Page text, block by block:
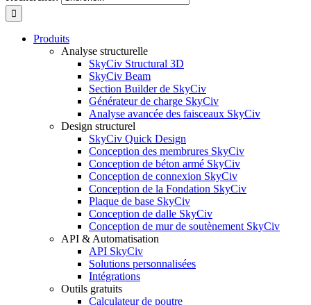
Produits
Analyse structurelle
SkyCiv Structural 3D
SkyCiv Beam
Section Builder de SkyCiv
Générateur de charge SkyCiv
Analyse avancée des faisceaux SkyCiv
Design structurel
SkyCiv Quick Design
Conception des membrures SkyCiv
Conception de béton armé SkyCiv
Conception de connexion SkyCiv
Conception de la Fondation SkyCiv
Plaque de base SkyCiv
Conception de dalle SkyCiv
Conception de mur de soutènement SkyCiv
API & Automatisation
API SkyCiv
Solutions personnalisées
Intégrations
Outils gratuits
Calculateur de poutre